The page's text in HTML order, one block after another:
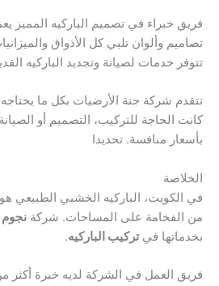
فريق خبراء في تصميم الباركيه المميز
تصاميم وألوان تلبي كل الأذواق
تتوفر خدمات لصيانة وتجديد الباركيه
تتقدم شركة جنة الأرضيات بكل ما
كانت الحاجة للتركيب، التصميم أو
بأسعار منافسة. تحديدا
الخلاصة
في الكويت، الباركيه الخشبي الطبيعي
من الفخامة على المساحات. شركة نجوم
بخدماتها فيتركيب الباركيه.